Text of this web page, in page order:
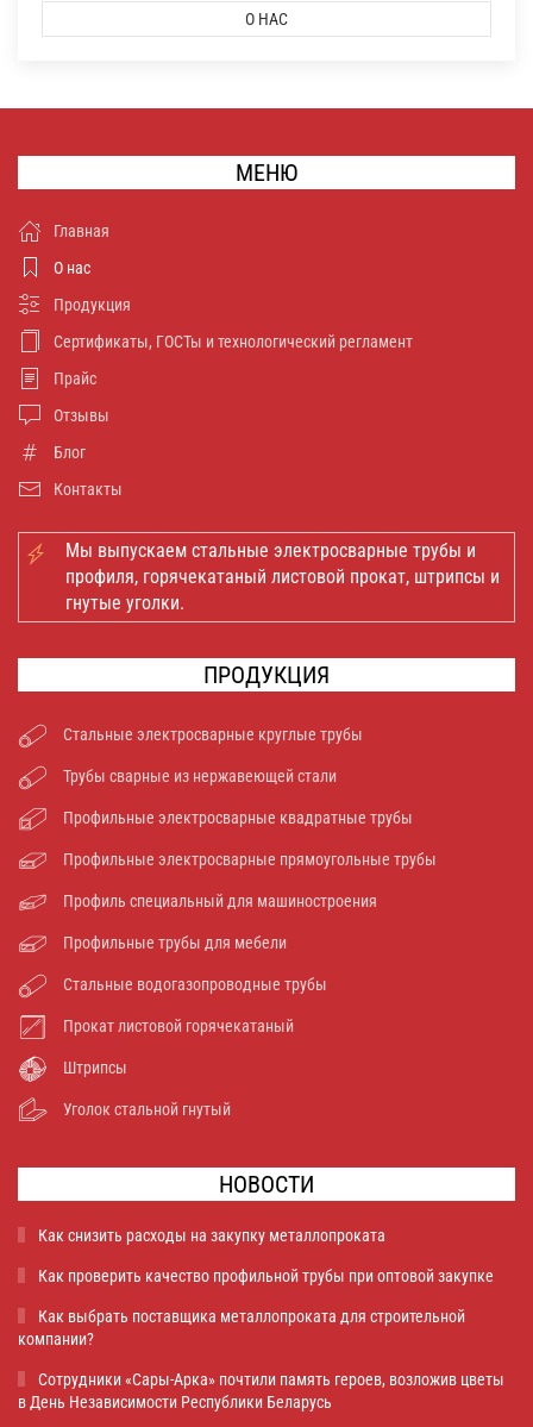
О НАС
МЕНЮ
Главная
О нас
Продукция
Сертификаты, ГОСТы и технологический регламент
Прайс
Отзывы
Блог
Контакты
Мы выпускаем стальные электросварные трубы и
профиля, горячекатаный листовой прокат, штрипсы и
гнутые уголки.
ПРОДУКЦИЯ
Стальные электросварные круглые трубы
Трубы сварные из нержавеющей стали
Профильные электросварные квадратные трубы
Профильные электросварные прямоугольные трубы
Профиль специальный для машиностроения
Профильные трубы для мебели
Стальные водогазопроводные трубы
Прокат листовой горячекатаный
Штрипсы
Уголок стальной гнутый
НОВОСТИ
Как снизить расходы на закупку металлопроката
Как проверить качество профильной трубы при оптовой закупке
Как выбрать поставщика металлопроката для строительной
компании?
Сотрудники «Сары-Арка» почтили память героев, возложив цветы
в День Независимости Республики Беларусь